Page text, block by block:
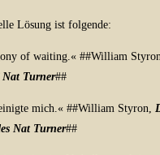
Lösung ist folgende:
of waiting.« ##William
Nat Turner##
mich.« ##William Styron,
Nat Turner##